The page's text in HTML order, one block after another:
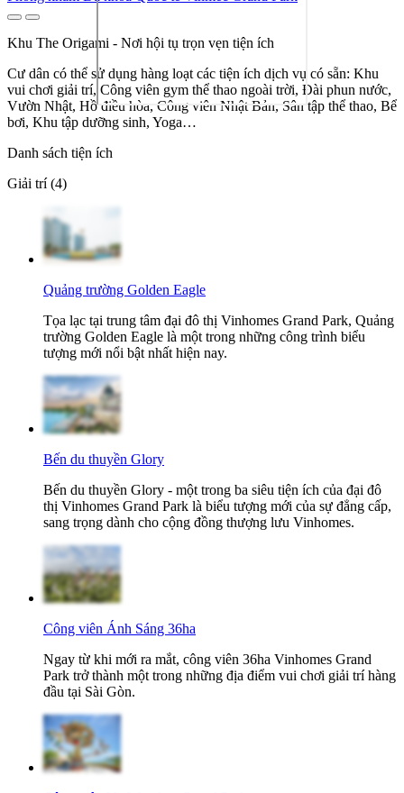
Khu The Origami - Nơi hội tụ trọn vẹn tiện ích
Cư dân có thể sử dụng hàng loạt các tiện ích dịch vụ có sẵn: Khu
vui chơi giải trí, Công viên gym thể thao ngoài trời, Đài phun nước,
Vườn Nhật, Hồ điều hòa, Công viên Nhật Bản, Sân tập thể thao, Bể
bơi, Khu tập dưỡng sinh, Yoga…
Danh sách tiện ích
Giải trí (4)
Quảng trường Golden Eagle
Tọa lạc tại trung tâm đại đô thị Vinhomes Grand Park, Quảng
trường Golden Eagle là một trong những công trình biểu
tượng mới nổi bật nhất hiện nay.
Bến du thuyền Glory
Bến du thuyền Glory - một trong ba siêu tiện ích của đại đô
thị Vinhomes Grand Park là biểu tượng mới của sự đẳng cấp,
sang trọng dành cho cộng đồng thượng lưu Vinhomes.
Công viên Ánh Sáng 36ha
Ngay từ khi mới ra mắt, công viên 36ha Vinhomes Grand
Park trở thành một trong những địa điểm vui chơi giải trí hàng
đầu tại Sài Gòn.